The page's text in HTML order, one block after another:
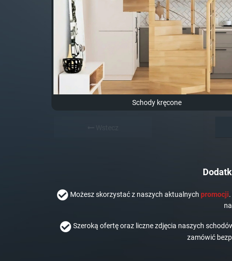
Schody kręcone
Możesz skorzystać z naszych aktualnych promocji
Szeroką ofertę oraz liczne zdjęcia naszych
zamówić